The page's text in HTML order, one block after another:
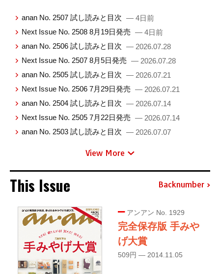
anan No. 2507 試し読みと目次 — 4日前
Next Issue No. 2508 8月19日発売 — 4日前
anan No. 2506 試し読みと目次 — 2026.07.28
Next Issue No. 2507 8月5日発売 — 2026.07.28
anan No. 2505 試し読みと目次 — 2026.07.21
Next Issue No. 2506 7月29日発売 — 2026.07.21
anan No. 2504 試し読みと目次 — 2026.07.14
Next Issue No. 2505 7月22日発売 — 2026.07.14
anan No. 2503 試し読みと目次 — 2026.07.07
View More
This Issue Backnumber
アンアン No. 1929
完全保存版 手みや
げ大賞
509円 — 2014.11.05